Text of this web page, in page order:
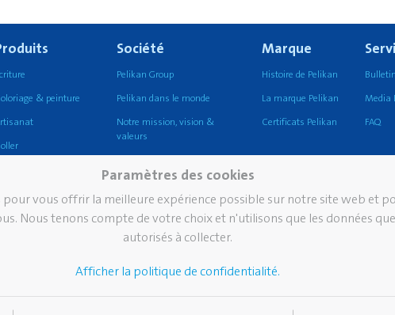
& peinture
Société
Pelikan Group
Pelikan dans le monde
Notre mission, vision &
valeurs
Marque
Histoire de Pelikan
La marque Pelikan
Certificats Pelikan
Bulletin
Media
FAQ
Paramètres des cookies
pour vous offrir la meilleure expérience possible sur notre site web et
Nous tenons compte de votre choix et n'utilisons que les données
autorisés à collecter.
Afficher la politique de confidentialité.